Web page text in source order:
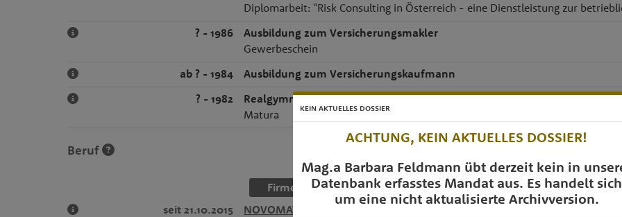
Diplomarbeit: "Risk Consulting in Österreich - eine Dienstleistung zur
? - 1986
Ausbildung zum Versicherungsmakler
Gewerbeschein
ab ? - 1984
Ausbildung zum Versicherungskaufmann
? - 1982
Realgymnasium
Matura
Beruf
Firmennetzwerk
seit 21.10.2015
NOVOMATIC Gaming Industries GmbH
KEIN AKTUELLES DOSSIER
ACHTUNG, KEIN AKTUELLES DOSSIER!
Mag.a Barbara Feldmann übt derzeit kein in
Datenbank erfasstes Mandat aus. Es handelt sich
um eine nicht aktualisierte Archivversion.